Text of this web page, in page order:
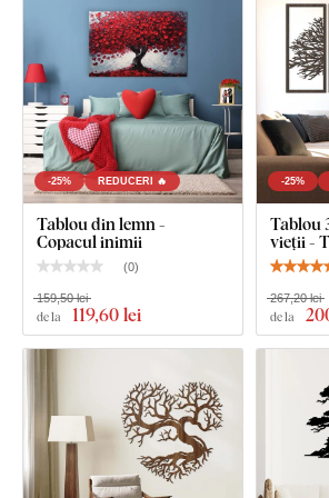
Ce este inclus în pachet?
Copacul vieții din lemn - Inimă
-25% REDUCERI 🔥
Tablou din lemn -
Copacul inimii
(0)
de la 119,60 lei
159,50 lei
-25%
Tablou
vieții -
de la
267,20 lei